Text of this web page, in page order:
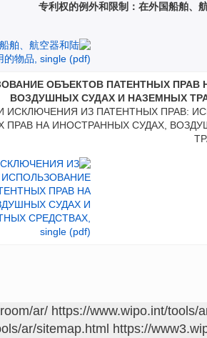
专利权的例外和限制：在外国船舶、
ОБЪЕКТОВ ПАТЕНТНЫХ ПРАВ
ВОЗДУШНЫХ СУДАХ И НАЗЕМНЫХ
ИСКЛЮЧЕНИЯ ИЗ ПАТЕНТНЫХ ПРАВ:
ПРАВ НА ИНОСТРАННЫХ СУДАХ,
ar/ https://www.wipo.int/tools/
ar/sitemap.html https://